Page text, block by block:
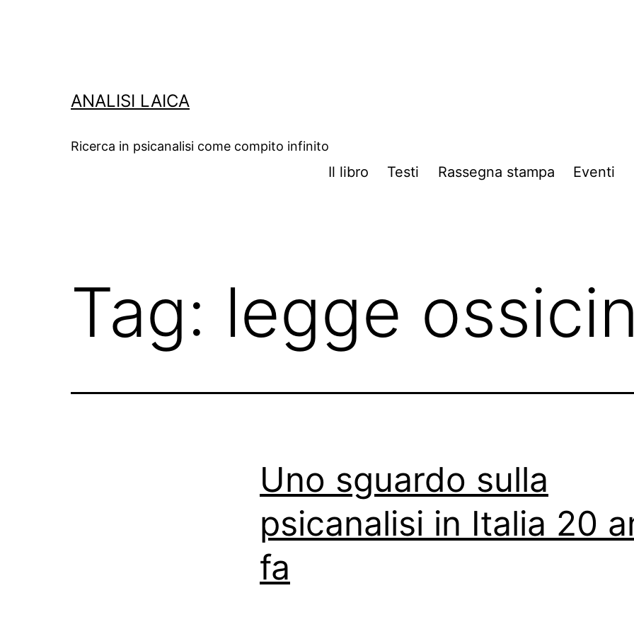
ANALISI LAICA
Ricerca in psicanalisi come compito infinito
Il libro Testi Rassegna stampa Eventi
Tag: legge
Uno sguardo sulla
psicanalisi in Italia 20
fa